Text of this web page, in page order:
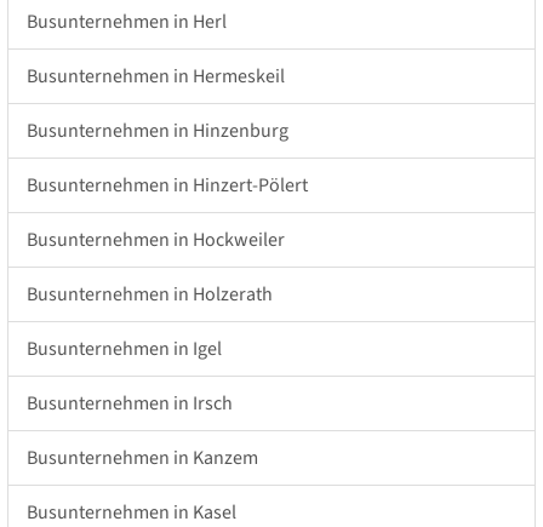
Busunternehmen in Herl
Busunternehmen in Hermeskeil
Busunternehmen in Hinzenburg
Busunternehmen in Hinzert-Pölert
Busunternehmen in Hockweiler
Busunternehmen in Holzerath
Busunternehmen in Igel
Busunternehmen in Irsch
Busunternehmen in Kanzem
Busunternehmen in Kasel